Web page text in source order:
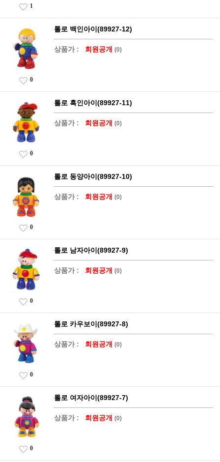
1
톨로 백인아이(89927-12)
상품가 : 회원공개 (0)
0
톨로 흑인아이(89927-11)
상품가 : 회원공개 (0)
0
톨로 동양아이(89927-10)
상품가 : 회원공개 (0)
0
톨로 남자아이(89927-9)
상품가 : 회원공개 (0)
0
톨로 카우보이(89927-8)
상품가 : 회원공개 (0)
0
톨로 여자아이(89927-7)
상품가 : 회원공개 (0)
0